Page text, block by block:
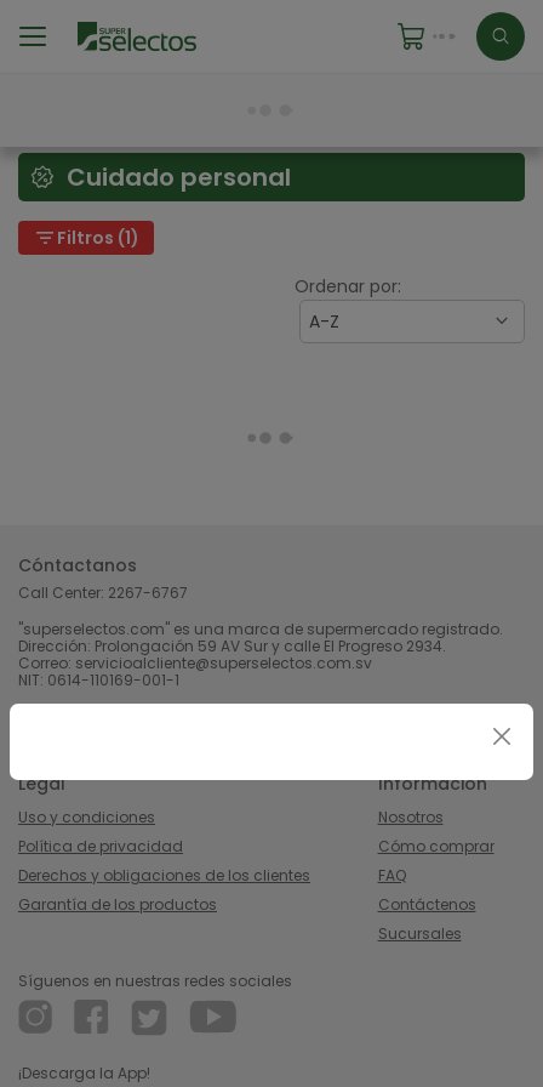
Cuidado personal
filter_list Filtros (1)
Ordenar por:
A-Z
Cóntactanos
Call Center: 2267-6767
"superselectos.com" es una marca de supermercado registrado.
Dirección: Prolongación 59 AV Sur y calle El Progreso 2934.
Correo: servicioalcliente@superselectos.com.sv
NIT: 0614-110169-001-1
Legal
Uso y condiciones
Política de privacidad
Derechos y obligaciones de los clientes
Garantía de los productos
Información
Nosotros
Cómo comprar
FAQ
Contáctenos
Sucursales
Síguenos en nuestras redes sociales
¡Descarga la App!